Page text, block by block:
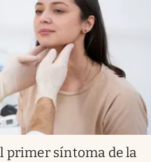
primer síntoma de la